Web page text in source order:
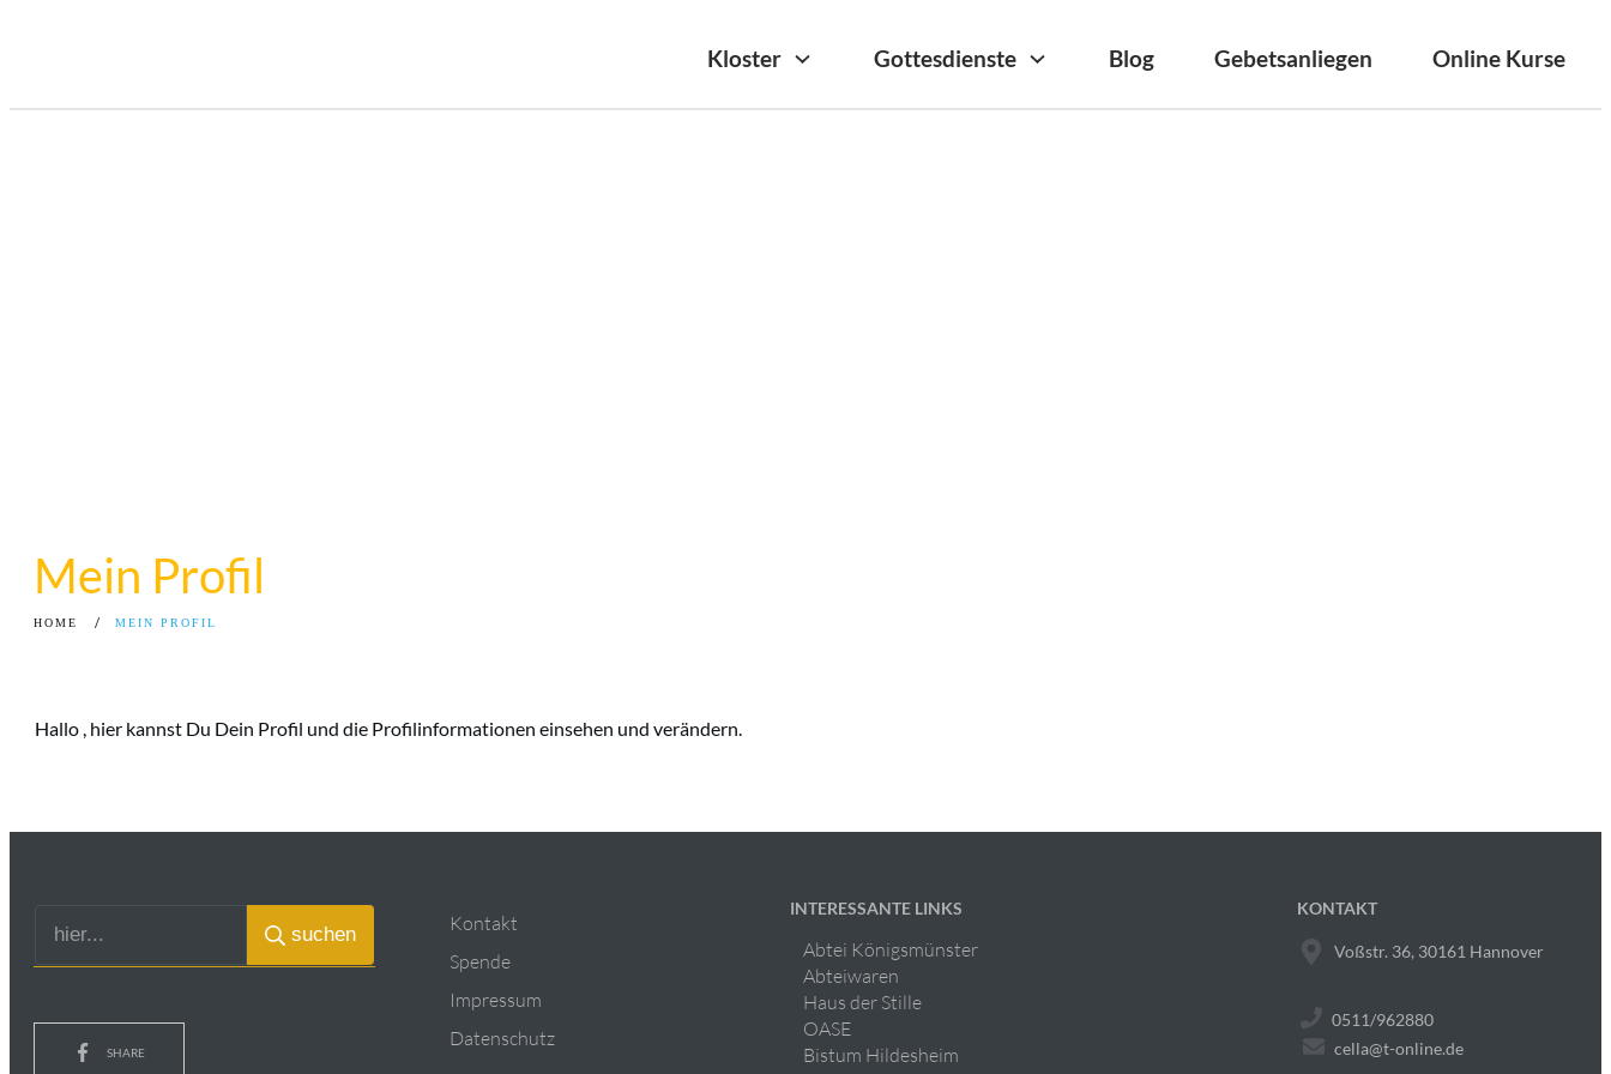
Kloster Gottesdienste Blog Gebetsanliegen Online Kurse
Mein Profil
HOME / MEIN PROFIL
Hallo , hier kannst Du Dein Profil und die Profilinformationen einsehen und verändern.
suchen
SHARE
Kontakt
Spende
Impressum
Datenschutz
INTERESSANTE LINKS
Abtei Königsmünster
Abteiwaren
Haus der Stille
OASE
Bistum Hildesheim
KONTAKT
Voßstr. 36, 30161 Hannover
0511/962880
cella@t-online.de